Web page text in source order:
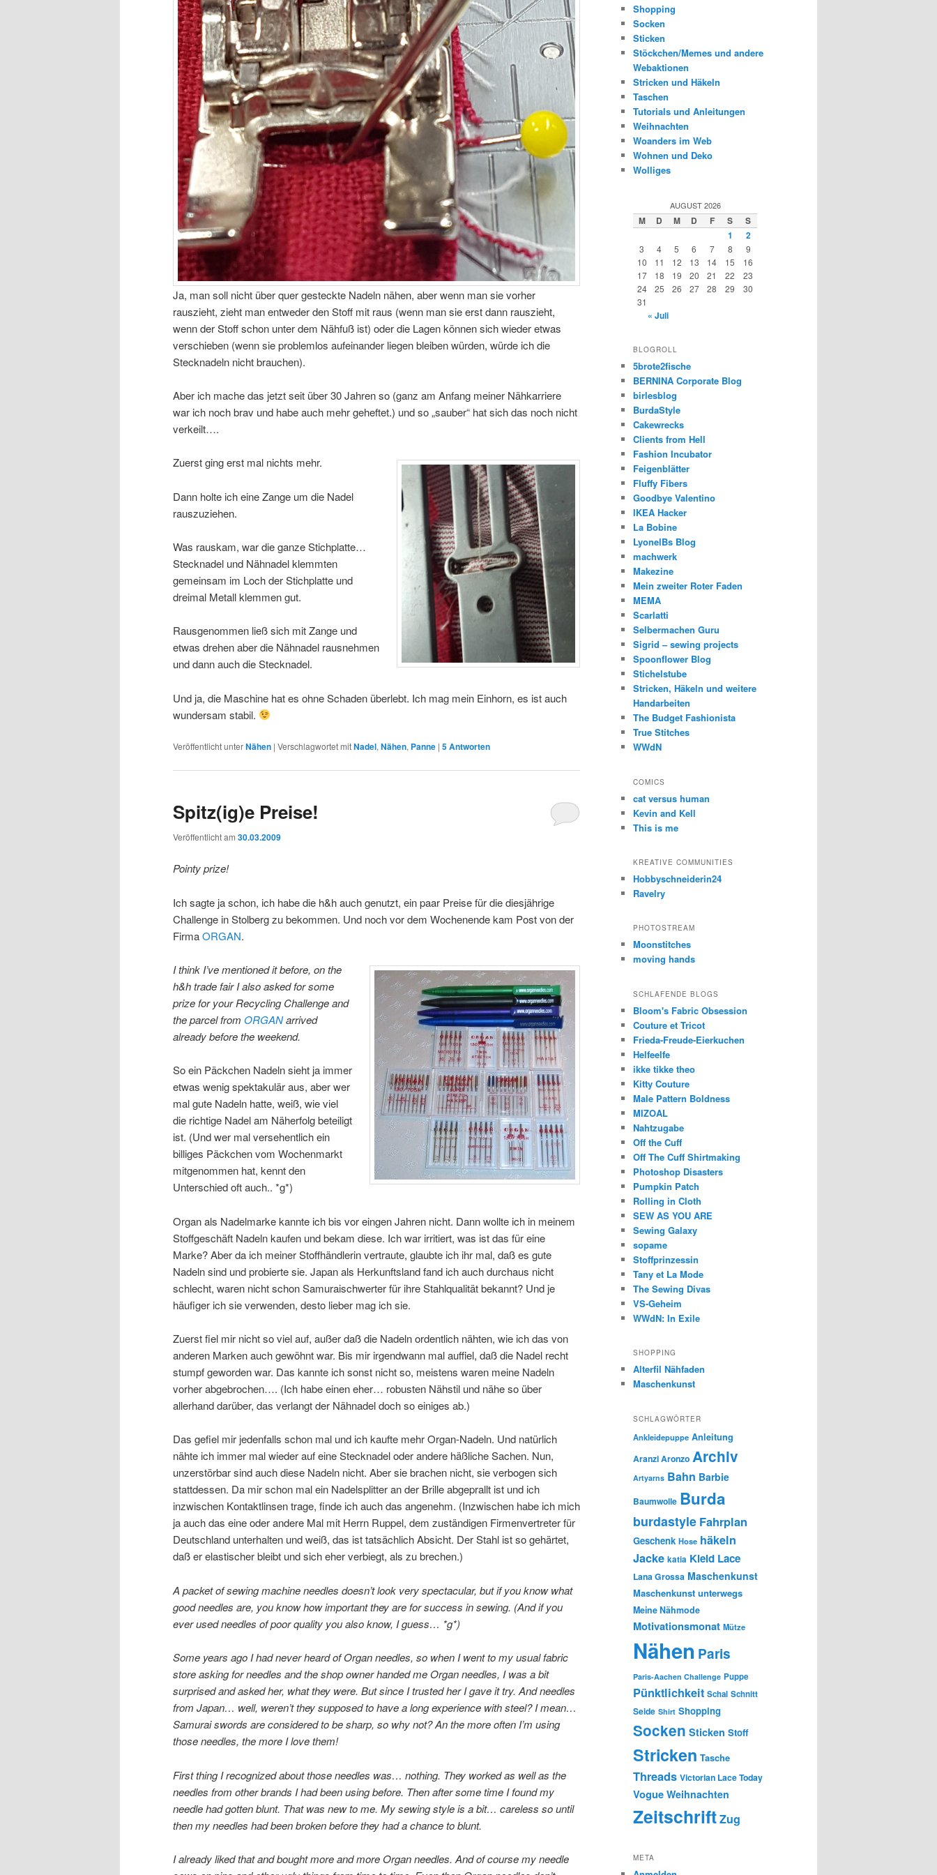
Ja, man soll nicht über quer gesteckte Nadeln nähen, aber wenn man sie vorher
rauszieht, zieht man entweder den Stoff mit raus (wenn man sie erst dann rauszieht,
wenn der Stoff schon unter dem Nähfuß ist) oder die Lagen können sich wieder etwas
verschieben (wenn sie problemlos aufeinander liegen bleiben würden, würde ich die
Stecknadeln nicht brauchen).
Aber ich mache das jetzt seit über 30 Jahren so (ganz am Anfang meiner Nähkarriere
war ich noch brav und habe auch mehr geheftet.) und so „sauber“ hat sich das noch nicht
verkeilt….
Zuerst ging erst mal nichts mehr.
Dann holte ich eine Zange um die Nadel
rauszuziehen.
Was rauskam, war die ganze Stichplatte…
Stecknadel und Nähnadel klemmten
gemeinsam im Loch der Stichplatte und
dreimal Metall klemmen gut.
Rausgenommen ließ sich mit Zange und
etwas drehen aber die Nähnadel rausnehmen
und dann auch die Stecknadel.
Und ja, die Maschine hat es ohne Schaden überlebt. Ich mag mein Einhorn, es ist auch
wundersam stabil.
Veröffentlicht unterNähen | Verschlagwortet mitNadel, Nähen, Panne | 5Antworten
Spitz(ig)e Preise!
Veröffentlicht am 30.03.2009
Pointy prize!
Ich sagte ja schon, ich habe die h&h auch genutzt, ein paar Preise für die diesjährige
Challenge in Stolberg zu bekommen. Und noch vor dem Wochenende kam Post von der
FirmaORGAN.
I think I’ve mentioned it before, on the
h&h trade fair I also asked for some
prize for your Recycling Challenge and
the parcel from ORGANarrived
already before the weekend.
So ein Päckchen Nadeln sieht ja immer
etwas wenig spektakulär aus, aber wer
mal gute Nadeln hatte, weiß, wie viel
die richtige Nadel am Näherfolg beteiligt
ist. (Und wer mal versehentlich ein
billiges Päckchen vom Wochenmarkt
mitgenommen hat, kennt den
Unterschied oft auch.. *g*)
Organ als Nadelmarke kannte ich bis vor eingen Jahren nicht. Dann wollte ich in meinem
Stoffgeschäft Nadeln kaufen und bekam diese. Ich war irritiert, was ist das für eine
Marke? Aber da ich meiner Stoffhändlerin vertraute, glaubte ich ihr mal, daß es gute
Nadeln sind und probierte sie. Japan als Herkunftsland fand ich auch durchaus nicht
schlecht, waren nicht schon Samuraischwerter für ihre Stahlqualität bekannt? Und je
häufiger ich sie verwenden, desto lieber mag ich sie.
Zuerst fiel mir nicht so viel auf, außer daß die Nadeln ordentlich nähten, wie ich das von
anderen Marken auch gewöhnt war. Bis mir irgendwann mal auffiel, daß die Nadel recht
stumpf geworden war. Das kannte ich sonst nicht so, meistens waren meine Nadeln
vorher abgebrochen…. (Ich habe einen eher… robusten Nähstil und nähe so über
allerhand darüber, das verlangt der Nähnadel doch so einiges ab.)
Das gefiel mir jedenfalls schon mal und ich kaufte mehr Organ-Nadeln. Und natürlich
nähte ich immer mal wieder auf eine Stecknadel oder andere häßliche Sachen. Nun,
unzerstörbar sind auch diese Nadeln nicht. Aber sie brachen nicht, sie verbogen sich
stattdessen. Da mir schon mal ein Nadelsplitter an der Brille abgeprallt ist und ich
inzwischen Kontaktlinsen trage, finde ich auch das angenehm. (Inzwischen habe ich mich
ja auch das eine oder andere Mal mit Herrn Ruppel, dem zuständigen Firmenvertreter für
Deutschland unterhalten und weiß, das ist tatsächlich Absicht. Der Stahl ist so gehärtet,
daß er elastischer bleibt und sich eher verbiegt, als zu brechen.)
A packet of sewing machine needles doesn’t look very spectacular, but if you know what
good needles are, you know how important they are for success in sewing. (And if you
ever used needles of poor quality you also know, I guess… *g*)
Some years ago I had never heard of Organ needles, so when I went to my usual fabric
store asking for needles and the shop owner handed me Organ needles, I was a bit
surprised and asked her, what they were. But since I trusted her I gave it try. And needles
from Japan… well, weren’t they supposed to have a long experience with steel? I mean…
Samurai swords are considered to be sharp, so why not? An the more often I’m using
those needles, the more I love them!
First thing I recognized about those needles was… nothing. They worked as well as the
needles from other brands I had been using before. Then after some time I found my
needle had gotten blunt. That was new to me. My sewing style is a bit… careless so until
then my needles had been broken before they had a chance to blunt.
I already liked that and bought more and more Organ needles. And of course my needle
Shopping
Socken
Sticken
Stöckchen/Memes und andere
Webaktionen
Stricken und Häkeln
Taschen
Tutorials und Anleitungen
Weihnachten
Woanders im Web
Wohnen und Deko
Wolliges
AUGUST 2026
M D M D F S
S
1
2
3 4 5 6 7 8
9
10
11 12 13 14 15
16
17
18 19 20 21 22
23
24
25 26 27 28 29
30
31
« Juli
BLOGROLL
5brote2fische
BERNINA Corporate Blog
birlesblog
BurdaStyle
Cakewrecks
Clients from Hell
Fashion Incubator
Feigenblätter
Fluffy Fibers
Goodbye Valentino
IKEA Hacker
La Bobine
LyonelBs Blog
machwerk
Makezine
Mein zweiter Roter Faden
MEMA
Scarlatti
Selbermachen Guru
Sigrid – sewing projects
Spoonflower Blog
Stichelstube
Stricken, Häkeln und weitere
Handarbeiten
The Budget Fashionista
True Stitches
WWdN
COMICS
cat versus human
Kevin and Kell
This is me
KREATIVE COMMUNITIES
Hobbyschneiderin24
Ravelry
PHOTOSTREAM
Moonstitches
moving hands
SCHLAFENDE BLOGS
Bloom's Fabric Obsession
Couture et Tricot
Frieda-Freude-Eierkuchen
Helfeelfe
ikke tikke theo
Kitty Couture
Male Pattern Boldness
MIZOAL
Nahtzugabe
Off the Cuff
Off The Cuff Shirtmaking
Photoshop Disasters
Pumpkin Patch
Rolling in Cloth
SEW AS YOU ARE
Sewing Galaxy
sopame
Stoffprinzessin
Tany et La Mode
The Sewing Divas
VS-Geheim
WWdN: In Exile
SHOPPING
Alterfil Nähfaden
Maschenkunst
SCHLAGWÖRTER
Ankleidepuppe Anleitung
Aranzi Aronzo Archiv
Artyarns Bahn Barbie
Baumwolle Burda
burdastyle Fahrplan
Geschenk Hose häkeln
Jacke katia Kleid Lace
Lana Grossa Maschenkunst
Maschenkunst unterwegs
Meine Nähmode
Motivationsmonat Mütze
Nähen Paris
Paris-Aachen Challenge Puppe
Pünktlichkeit Schal Schnitt
Seide Shirt Shopping
Socken Sticken Stoff
Stricken Tasche
Threads Victorian Lace Today
Vogue Weihnachten
ZeitschriftZug
META